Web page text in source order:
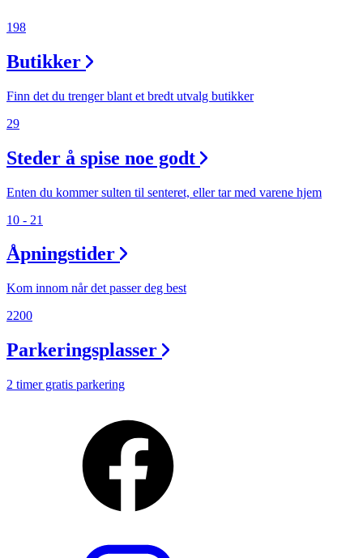
Magasin
Finn frem
Personal Shopper
198
Butikker
Finn det du trenger blant et bredt utvalg butikker
29
Steder å spise noe godt
Enten du kommer sulten til senteret, eller tar med varene hjem
10 - 21
Åpningstider
Kom innom når det passer deg best
2200
Parkeringsplasser
2 timer gratis parkering